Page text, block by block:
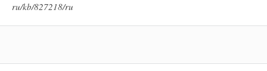
ru/kb/827218/ru